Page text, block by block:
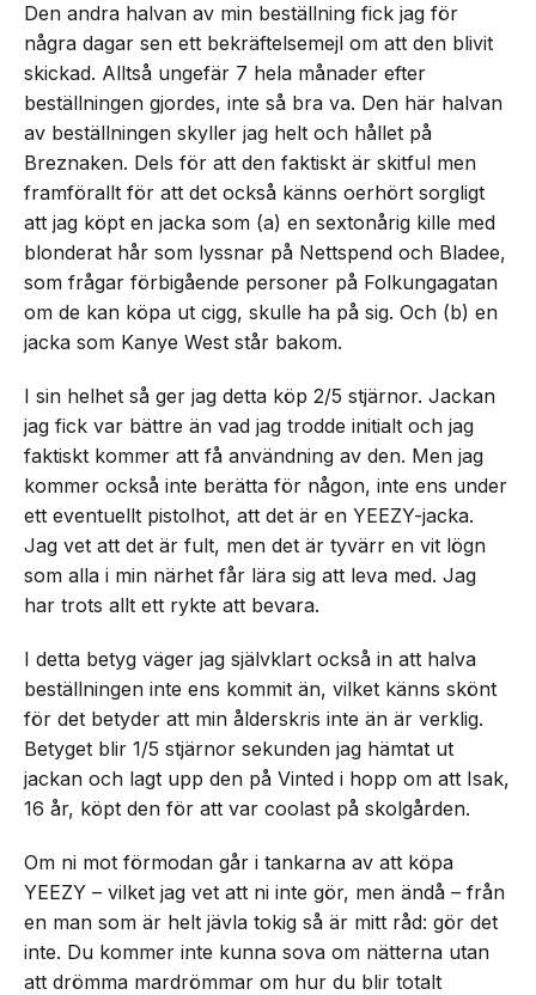
Den andra halvan av min beställning fick jag för
några dagar sen ett bekräftelsemejl om att den blivit
skickad. Alltså ungefär 7 hela månader efter
beställningen gjordes, inte så bra va. Den här halvan
av beställningen skyller jag helt och hållet på
Breznaken. Dels för att den faktiskt är skitful men
framförallt för att det också känns oerhört sorgligt
att jag köpt en jacka som (a) en sextonårig kille med
blonderat hår som lyssnar på Nettspend och Bladee,
som frågar förbigående personer på Folkungagatan
om de kan köpa ut cigg, skulle ha på sig. Och (b) en
jacka som Kanye West står bakom.
I sin helhet så ger jag detta köp 2/5 stjärnor. Jackan
jag fick var bättre än vad jag trodde initialt och jag
faktiskt kommer att få användning av den. Men jag
kommer också inte berätta för någon, inte ens under
ett eventuellt pistolhot, att det är en YEEZY-jacka.
Jag vet att det är fult, men det är tyvärr en vit lögn
som alla i min närhet får lära sig att leva med. Jag
har trots allt ett rykte att bevara.
I detta betyg väger jag självklart också in att halva
beställningen inte ens kommit än, vilket känns skönt
för det betyder att min ålderskris inte än är verklig.
Betyget blir 1/5 stjärnor sekunden jag hämtat ut
jackan och lagt upp den på Vinted i hopp om att Isak,
16 år, köpt den för att var coolast på skolgården.
Om ni mot förmodan går i tankarna av att köpa
YEEZY – vilket jag vet att ni inte gör, men ändå – från
en man som är helt jävla tokig så är mitt råd: gör det
inte. Du kommer inte kunna sova om nätterna utan
att drömma mardrömmar om hur du blir totalt